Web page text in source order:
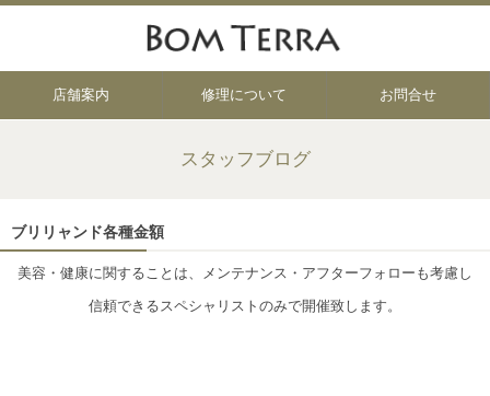
店舗案内 修理について お問合せ
スタッフブログ
ブリリャンド各種金額
美容・健康に関することは、メンテナンス・アフターフォローも考慮し
信頼できるスペシャリストのみで開催致します。